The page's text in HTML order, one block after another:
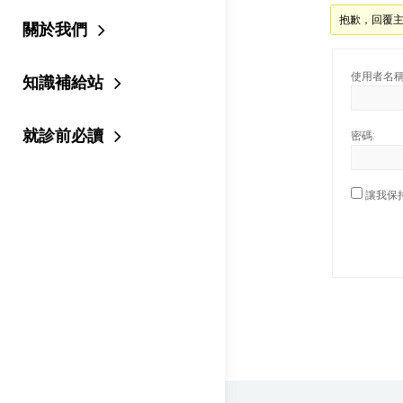
關於我們
知識補給站
就診前必讀
抱歉，回覆
使用者名
密碼:
讓我保